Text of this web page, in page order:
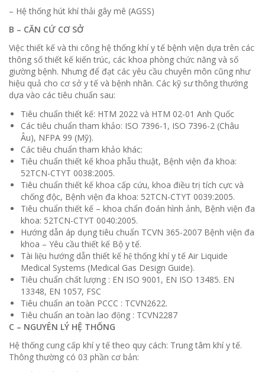
– Hệ thống hút khí thải gây mê (AGSS)
B – CĂN CỨ CƠ SỞ
Việc thiết kế và thi công hệ thống khí y tế bệnh viện dựa trên các
thông số thiết kế kiến trúc, các khoa phòng chức năng và số
giường bệnh. Nhưng để đạt các yêu cầu chuyên môn cũng như
hiệu quả cho cơ sở y tế và bệnh nhân. Các kỹ sư thông thướng
dựa vào các tiêu chuẩn sau:
Tiêu chuẩn thiết kế: HTM 2022 và HTM 02-01 Anh Quốc
Các tiêu chuẩn tham khảo: ISO 7396-1, ISO 7396-2 (Châu
Âu), NFPA 99 (Mỹ).
Các tiêu chuẩn tham khảo khác:
Tiêu chuẩn thiết kế khoa phẫu thuật, Bệnh viện đa khoa:
52TCN-CTYT 0038:2005.
Tiêu chuẩn thiết kế khoa cấp cứu, khoa điều trị tích cực và
chống độc, Bệnh viện đa khoa: 52TCN-CTYT 0039:2005.
Tiêu chuẩn thiết kế – khoa chẩn đoán hình ảnh, Bệnh viện đa
khoa: 52TCN-CTYT 0040:2005.
Hướng dẫn áp dụng tiêu chuẩn TCVN 365-2007 Bệnh viện đa
khoa – Yêu cầu thiết kế Bộ y tế.
Tài liệu hướng dẫn thiết kế hệ thống khí y tế Air Liquide
Medical Systems (Medical Gas Design Guide).
Tiêu chuẩn chất lượng : EN ISO 9001, EN ISO 13485. EN
13348, EN 1057, FSC
Tiêu chuẩn an toàn PCCC : TCVN2622.
Tiêu chuẩn an toàn lao động : TCVN2287
C – NGUYÊN LÝ HỆ THỐNG
Hệ thống cung cấp khí y tế theo quy cách: Trung tâm khí y tế.
Thông thường có 03 phần cơ bản: